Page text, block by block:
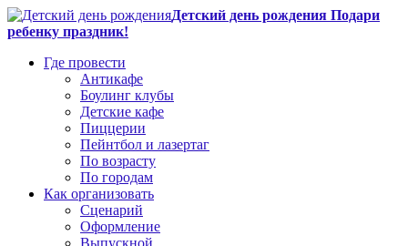
Детский день рождения Подари
ребенку праздник!
Где провести
Антикафе
Боулинг клубы
Детские кафе
Пиццерии
Пейнтбол и лазертаг
По возрасту
По городам
Как организовать
Сценарий
Оформление
Выпускной